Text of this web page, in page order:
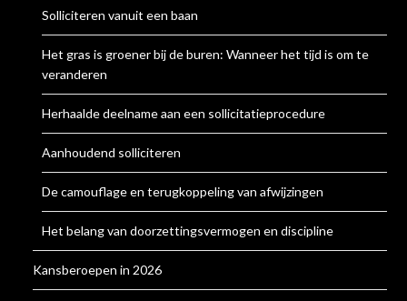
Solliciteren vanuit een baan
Het gras is groener bij de buren: Wanneer het tijd is om te
veranderen
Herhaalde deelname aan een sollicitatieprocedure
Aanhoudend solliciteren
De camouflage en terugkoppeling van afwijzingen
Het belang van doorzettingsvermogen en discipline
Kansberoepen in 2026